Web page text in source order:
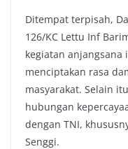
Ditempat terpisah,
126/KC Lettu Inf
kegiatan
menciptakan rasa
masyarakat. Selain
hubungan
dengan TNI,
Senggi.